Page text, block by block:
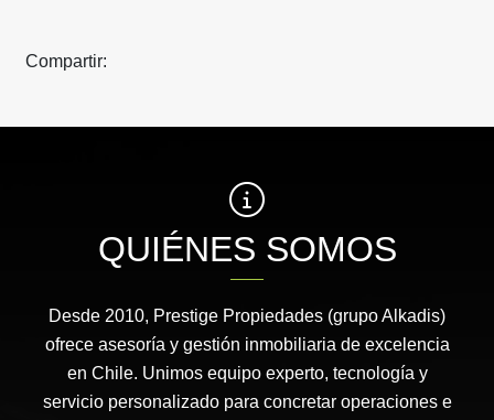
Compartir:
QUIÉNES SOMOS
Desde 2010, Prestige Propiedades (grupo Alkadis)
ofrece asesoría y gestión inmobiliaria de excelencia
en Chile. Unimos equipo experto, tecnología y
servicio personalizado para concretar operaciones e